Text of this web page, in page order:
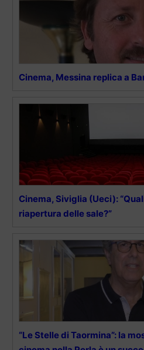
Cinema, Messina replica a
Cinema, Siviglia (Ueci):
riapertura delle sale?”
“Le Stelle di Taormina”: la